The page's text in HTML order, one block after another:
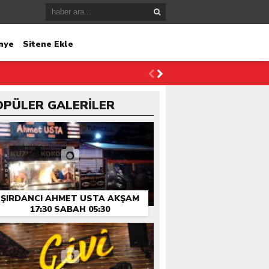
Sitene Ekle
GALERİLER
ŞIRDANCI AHMET USTA AKŞAM
17:30 SABAH 05:30
HIZMETINIZDE…